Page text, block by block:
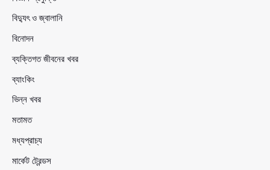
বিদ্যুৎ ও জ্বালানি
বিনোদন
ব্যক্তিগত জীবনের খবর
ব্যাংকিং
ভিন্ন খবর
মতামত
মধ্যপ্রাচ্য
মার্কেট ট্রেন্ডস